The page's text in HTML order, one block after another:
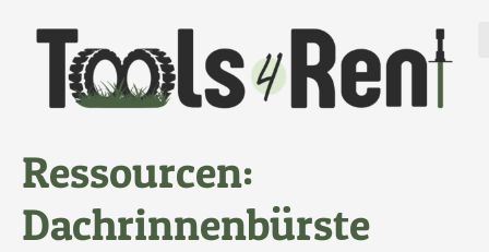
Ressourcen:
Dachrinnenbürste